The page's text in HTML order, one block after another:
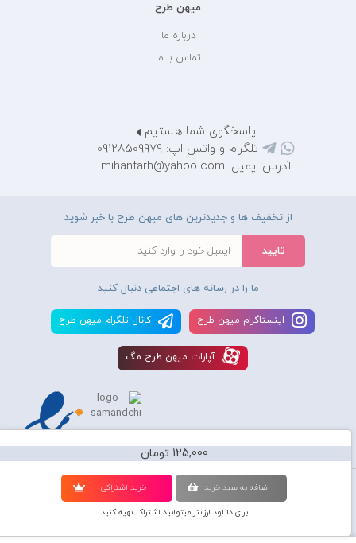
125,000 تومان
اضافه به سبد خريد خريد اشتراکی
برای دانلود ارزانتر میتوانید اشتراک تهیه کنید
میهن طرح
درباره ما
تماس با ما
پاسخگوی شما هستیم
تلگرام و واتس اپ: 09128509979
آدرس ایمیل: mihantarh@yahoo.com
از تخفیف ها و جدیدترین های میهن طرح با خبر شوید
ما را در رسانه های اجتماعی دنبال کنید
اينستاگرام ميهن طرح کانال تلگرام ميهن طرح
آپارات ميهن طرح مگ
استفاده از محصولات سايت میهن طرح برای مقاصد تجاری ممنوع و موجب پیگرد
قانونی میباشد و کليه حقوق اين سايت متعلق به شرکت دانش بنیان میهن طرح
گرافیک می‌باشد.